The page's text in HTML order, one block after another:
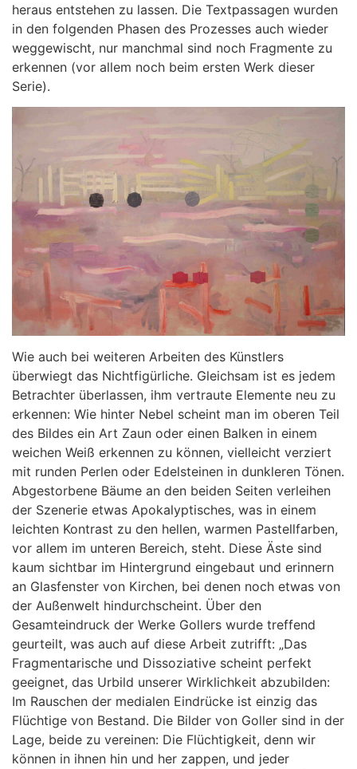
heraus entstehen zu lassen. Die Textpassagen wurden
in den folgenden Phasen des Prozesses auch wieder
weggewischt, nur manchmal sind noch Fragmente zu
erkennen (vor allem noch beim ersten Werk dieser
Serie).
Wie auch bei weiteren Arbeiten des Künstlers
überwiegt das Nichtfigürliche. Gleichsam ist es jedem
Betrachter überlassen, ihm vertraute Elemente neu zu
erkennen: Wie hinter Nebel scheint man im oberen Teil
des Bildes ein Art Zaun oder einen Balken in einem
weichen Weiß erkennen zu können, vielleicht verziert
mit runden Perlen oder Edelsteinen in dunkleren Tönen.
Abgestorbene Bäume an den beiden Seiten verleihen
der Szenerie etwas Apokalyptisches, was in einem
leichten Kontrast zu den hellen, warmen Pastellfarben,
vor allem im unteren Bereich, steht. Diese Äste sind
kaum sichtbar im Hintergrund eingebaut und erinnern
an Glasfenster von Kirchen, bei denen noch etwas von
der Außenwelt hindurchscheint. Über den
Gesamteindruck der Werke Gollers wurde treffend
geurteilt, was auch auf diese Arbeit zutrifft: „Das
Fragmentarische und Dissoziative scheint perfekt
geeignet, das Urbild unserer Wirklichkeit abzubilden:
Im Rauschen der medialen Eindrücke ist einzig das
Flüchtige von Bestand. Die Bilder von Goller sind in der
Lage, beide zu vereinen: Die Flüchtigkeit, denn wir
können in ihnen hin und her zappen, und jeder